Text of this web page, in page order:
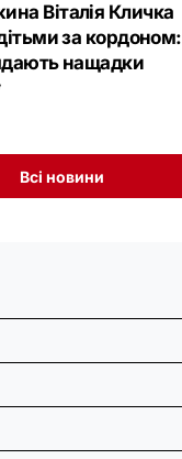
Віталія Кличка
за кордоном:
нащадки
Всі новини